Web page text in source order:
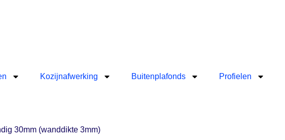
Kozijnafwerking Buitenplafonds Profielen
30mm (wanddikte 3mm)